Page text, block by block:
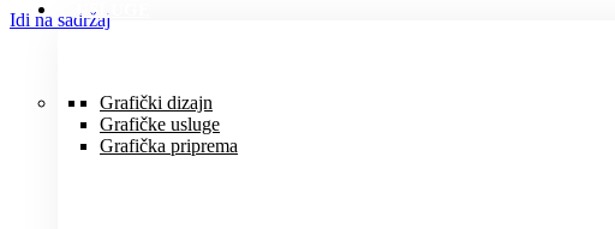
Idi na sadržajUSLUGE
Grafički dizajn
Grafičke usluge
Grafička priprema